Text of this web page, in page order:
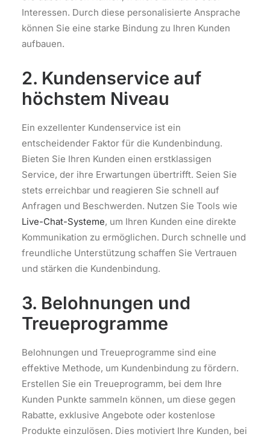
Interessen. Durch diese personalisierte Ansprache
können Sie eine starke Bindung zu Ihren Kunden
aufbauen.
2. Kundenservice auf
höchstem Niveau
Ein exzellenter Kundenservice ist ein
entscheidender Faktor für die Kundenbindung.
Bieten Sie Ihren Kunden einen erstklassigen
Service, der ihre Erwartungen übertrifft. Seien Sie
stets erreichbar und reagieren Sie schnell auf
Anfragen und Beschwerden. Nutzen Sie Tools wie
Live-Chat-Systeme, um Ihren Kunden eine direkte
Kommunikation zu ermöglichen. Durch schnelle und
freundliche Unterstützung schaffen Sie Vertrauen
und stärken die Kundenbindung.
3. Belohnungen und
Treueprogramme
Belohnungen und Treueprogramme sind eine
effektive Methode, um Kundenbindung zu fördern.
Erstellen Sie ein Treueprogramm, bei dem Ihre
Kunden Punkte sammeln können, um diese gegen
Rabatte, exklusive Angebote oder kostenlose
Produkte einzulösen. Dies motiviert Ihre Kunden, bei